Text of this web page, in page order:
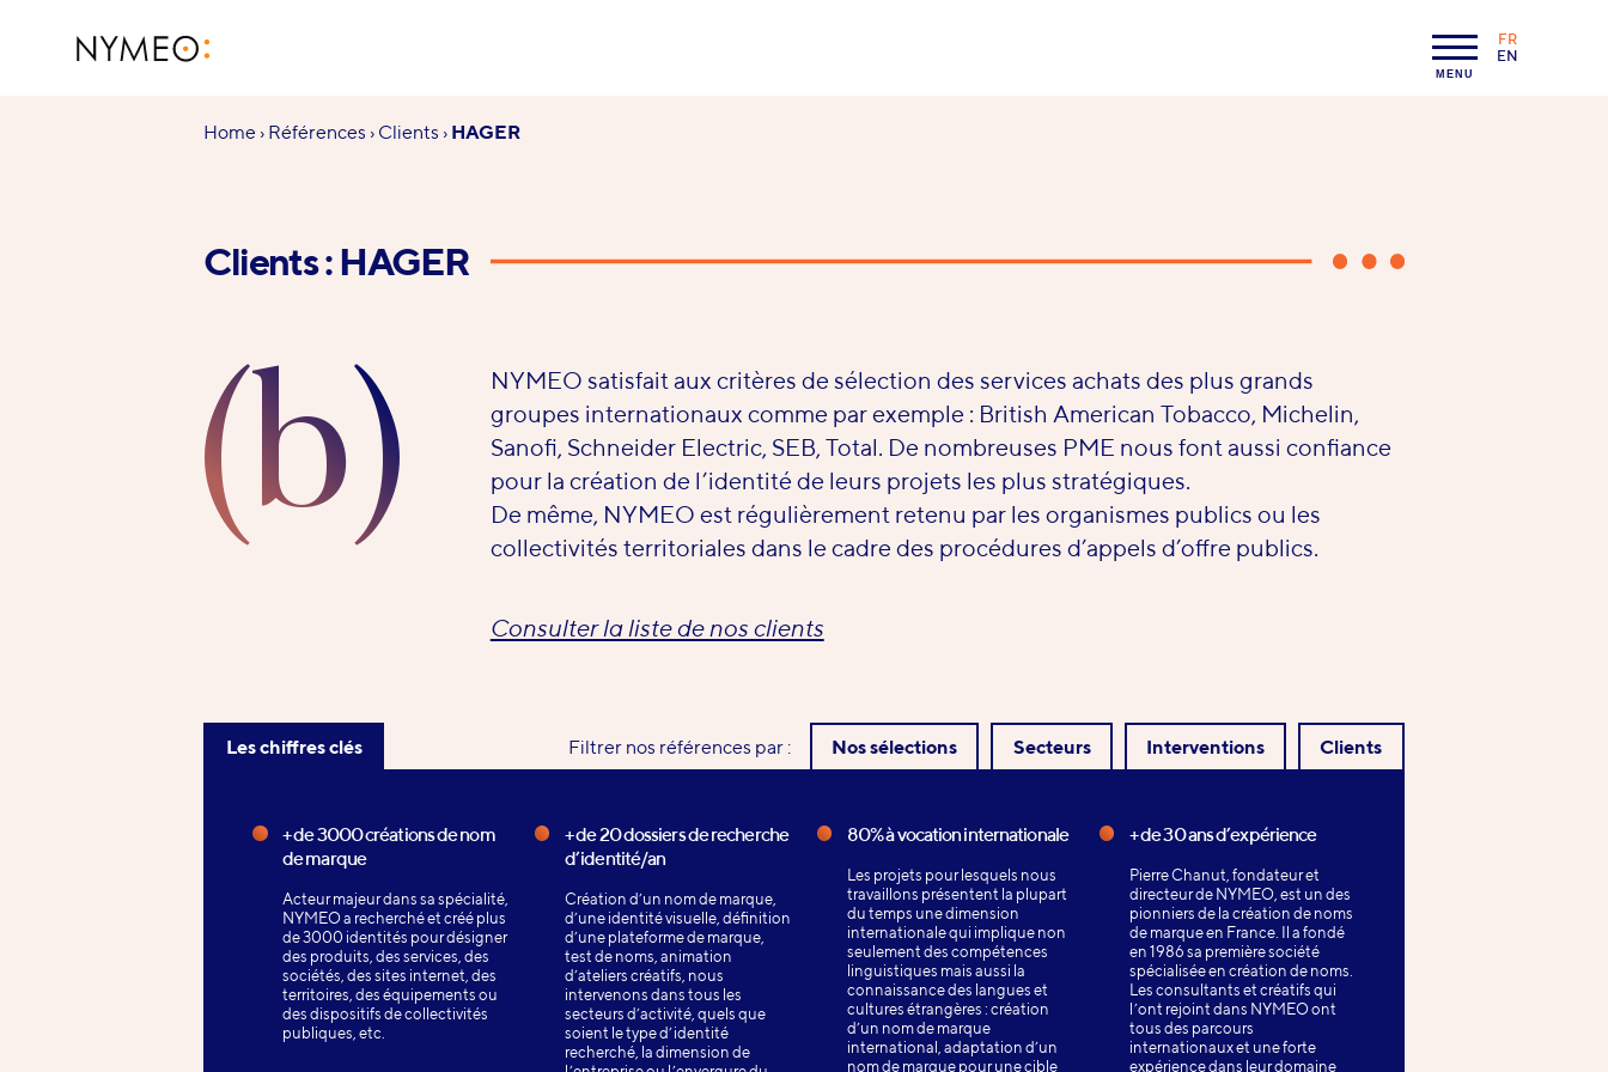
MENU
LANGAGE :
FR
EN
Vous
Home › Références › Clients › HAGER
Clients : HAGER
(b)
NYMEO satisfait aux critères de sélection des services achats des plus grands
groupes internationaux comme par exemple : British American Tobacco, Michelin,
Sanofi, Schneider Electric, SEB, Total. De nombreuses PME nous font aussi confiance
pour la création de l’identité de leurs projets les plus stratégiques.
De même, NYMEO est régulièrement retenu par les organismes publics ou les
collectivités territoriales dans le cadre des procédures d’appels d’offre publics.
Consulter la liste de nos clients
Les chiffres clés Filtrer nos références par : Nos sélections Secteurs Interventions Clients
chiffres+ de 3000 créations de nom
de marque
Acteur majeur dans sa spécialité,
NYMEO a recherché et créé plus
de 3000 identités pour désigner
des produits, des services, des
sociétés, des sites internet, des
territoires, des équipements ou
des dispositifs de collectivités
publiques, etc.
+ de 20 dossiers de recherche
d’identité/an
Création d’un nom de marque,
d’une identité visuelle, définition
d’une plateforme de marque,
test de noms, animation
d’ateliers créatifs, nous
intervenons dans tous les
secteurs d’activité, quels que
soient le type d’identité
recherché, la dimension de
80% à vocation internationale
Les projets pour lesquels nous
travaillons présentent la plupart
du temps une dimension
internationale qui implique non
seulement des compétences
linguistiques mais aussi la
connaissance des langues et
cultures étrangères : création
d’un nom de marque
international, adaptation d’un
nom de marque pour une cible
+ de 30 ans d’expérience
Pierre Chanut, fondateur et
directeur de NYMEO, est un des
pionniers de la création de noms
de marque en France. Il a fondé
en 1986 sa première société
spécialisée en création de noms.
Les consultants et créatifs qui
l’ont rejoint dans NYMEO ont
tous des parcours
internationaux et une forte
expérience dans leur domaine